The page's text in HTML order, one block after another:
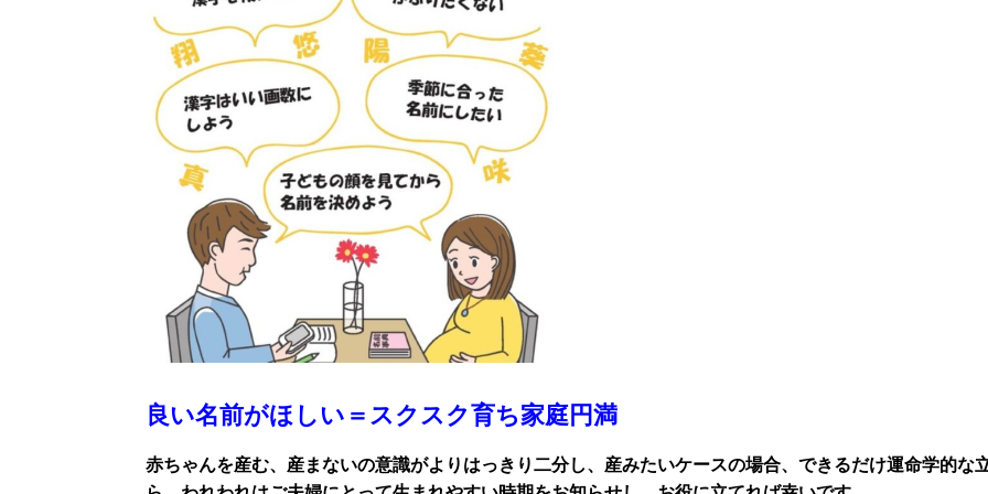
良い名前がほしい＝スクスク育ち家庭円満
赤ちゃんを産む、産まないの意識がよりはっきり二分し、産みたいケースの場合、できるだけ運命学的な